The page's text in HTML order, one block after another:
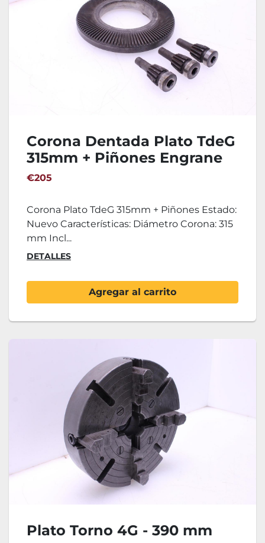
Corona Dentada Plato TdeG
315mm + Piñones Engrane
€205
Corona Plato TdeG 315mm + Piñones Estado:
Nuevo Características: Diámetro Corona: 315
mm Incl...
DETALLES
Agregar al carrito
Plato Torno 4G - 390 mm